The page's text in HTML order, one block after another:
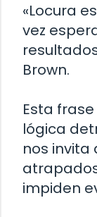
«Locura
vez
Brown.
Esta
lógica
nos invita
impiden